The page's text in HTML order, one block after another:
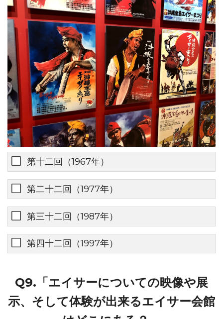
第十二回（1967年）
第二十二回（1977年）
第三十二回（1987年）
第四十二回（1997年）
Q9.「エイサーについての映像や展
示、そして体験が出来るエイサー会館